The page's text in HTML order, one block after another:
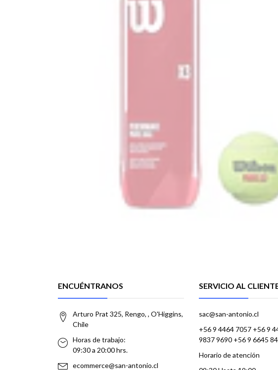
ENCUÉNTRANOS
Arturo Prat 325, Rengo, , O'Higgins,
Chile
Horas de trabajo:
09:30 a 20:00 hrs.
ecommerce@san-antonio.cl
SERVICIO AL
sac@san-antonio.cl
+56 9 4464 7057 +56 9
9837 9690 +56 9 6645
Horario de atención